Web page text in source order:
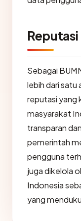
Sebagai
lebih dari satu
reputasi yang
masyarakat
transparan
pemerintah
pengguna
juga dikelola
Indonesia
yang